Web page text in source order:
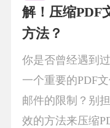
解！压缩PDF
方法？
你是否曾经遇到
一个重要的PDF
邮件的限制？别
效的方法来压缩